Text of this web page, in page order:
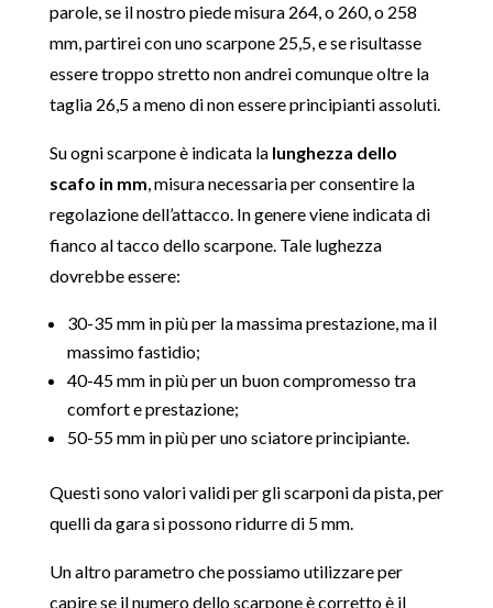
parole, se il nostro piede misura 264, o 260, o 258
mm, partirei con uno scarpone 25,5, e se risultasse
essere troppo stretto non andrei comunque oltre la
taglia 26,5 a meno di non essere principianti assoluti.
Su ogni scarpone è indicata la lunghezza dello
scafo in mm, misura necessaria per consentire la
regolazione dell’attacco. In genere viene indicata di
fianco al tacco dello scarpone. Tale lughezza
dovrebbe essere:
30-35 mm in più per la massima prestazione, ma il
massimo fastidio;
40-45 mm in più per un buon compromesso tra
comfort e prestazione;
50-55 mm in più per uno sciatore principiante.
Questi sono valori validi per gli scarponi da pista, per
quelli da gara si possono ridurre di 5 mm.
Un altro parametro che possiamo utilizzare per
capire se il numero dello scarpone è corretto è il